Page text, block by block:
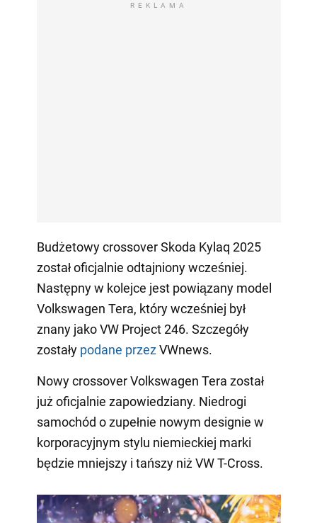
REKLAMA
Budżetowy crossover Skoda Kylaq 2025
został oficjalnie odtajniony wcześniej.
Następny w kolejce jest powiązany model
Volkswagen Tera, który wcześniej był
znany jako VW Project 246. Szczegóły
zostały podane przezVWnews.
Nowy crossover Volkswagen Tera został
już oficjalnie zapowiedziany. Niedrogi
samochód o zupełnie nowym designie w
korporacyjnym stylu niemieckiej marki
będzie mniejszy i tańszy niż VW T-Cross.